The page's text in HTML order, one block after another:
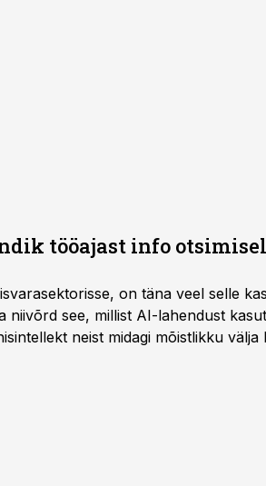
tööajast info
on täna veel selle
niivõrd see, millist AI-lahendust
neist midagi mõistlikku välja